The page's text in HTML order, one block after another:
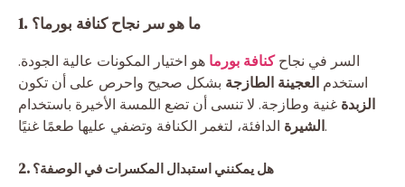
1. ما هو سر نجاح كنافة بورما؟
السر في نجاحكنافة بورما هو اختيار المكونات عالية الجودة.
استخدم العجينة الطازجة بشكل صحيح واحرص على أن تكون
الزبدة غنية وطازجة. لا تنسى أن تضع اللمسة الأخيرة باستخدام
الشيرةالدافئة، لتغمر الكنافة وتضفي عليها طعمًا غنيًا.
2. هل يمكنني استبدال المكسرات في الوصفة؟